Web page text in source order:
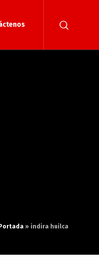
Portada » indira huilca